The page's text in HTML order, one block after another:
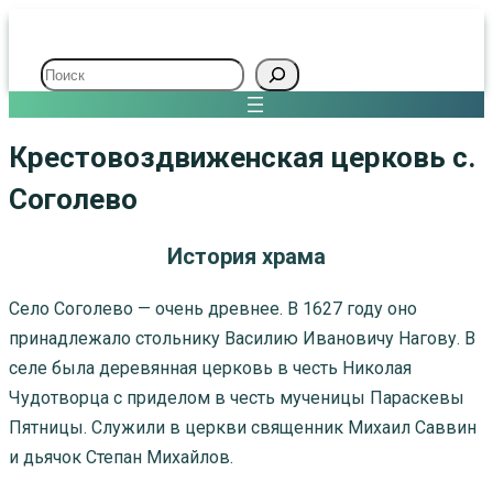
Поиск
Крестовоздвиженская церковь с.
Соголево
История храма
Село Соголево — очень древнее. В 1627 году оно
принадлежало стольнику Василию Ивановичу Нагову. В
селе была деревянная церковь в честь Николая
Чудотворца с приделом в честь мученицы Параскевы
Пятницы. Служили в церкви священник Михаил Саввин
и дьячок Степан Михайлов.